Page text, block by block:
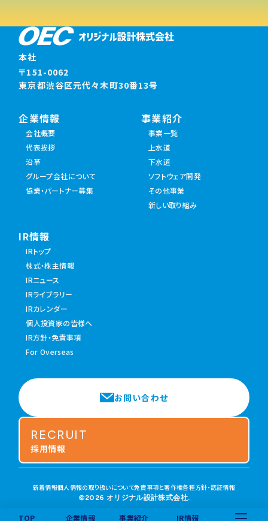
TOP 企業情報 事業紹介 IR情報
本社
〒151-0062
東京都渋谷区元代々木町30番13号
企業情報
会社概要
代表挨拶
沿革
グループ会社について
協業・パートナー募集
事業紹介
事業一覧
上水道
下水道
ソフトウェア開発
その他事業
新しい取り組み
IR情報
IRトップ
株式・株主情報
IRニュース
IRライブラリー
IRカレンダー
個人投資家の皆様へ
IR方針・免責事項
For Overseas
お問い合わせ
RECRUIT
採用情報
新着情報個人情報の取り扱いについて免責事項と著作権各種方針・認証情報
©2026 オリジナル設計株式会社.